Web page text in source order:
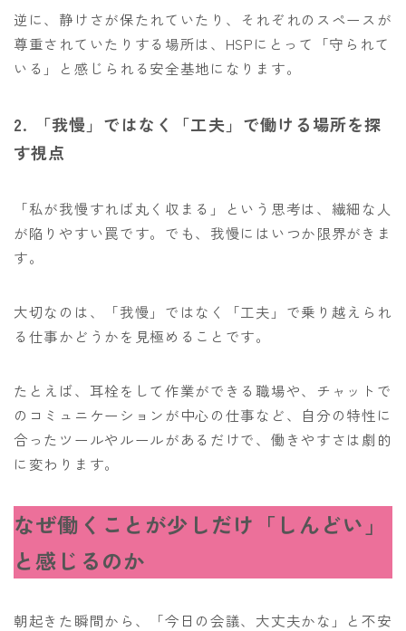
逆に、静けさが保たれていたり、それぞれのスペースが
尊重されていたりする場所は、HSPにとって「守られて
いる」と感じられる安全基地になります。
2. 「我慢」ではなく「工夫」で働ける場所を探
す視点
「私が我慢すれば丸く収まる」という思考は、繊細な人
が陥りやすい罠です。でも、我慢にはいつか限界がきま
す。
大切なのは、「我慢」ではなく「工夫」で乗り越えられ
る仕事かどうかを見極めることです。
たとえば、耳栓をして作業ができる職場や、チャットで
のコミュニケーションが中心の仕事など、自分の特性に
合ったツールやルールがあるだけで、働きやすさは劇的
に変わります。
なぜ働くことが少しだけ「しんどい」
と感じるのか
朝起きた瞬間から、「今日の会議、大丈夫かな」と不安